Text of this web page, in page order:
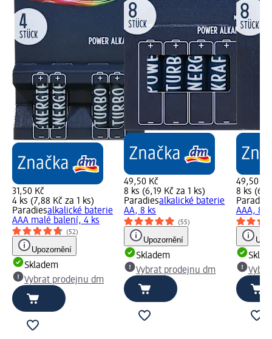
31,50 Kč
4 ks (7,88 Kč za 1 ks)
Paradiesalkalické baterie
AAA malé balení, 4 ks
(52)
Upozornění
Skladem
Vybrat prodejnu dm
49,50 Kč
8 ks (6,19 Kč za 1 ks)
Paradiesalkalické baterie
AA, 8 ks
(55)
Upozornění
Skladem
Vybrat prodejnu dm
49,50 Kč
8 ks
Paradies
AAA, 8